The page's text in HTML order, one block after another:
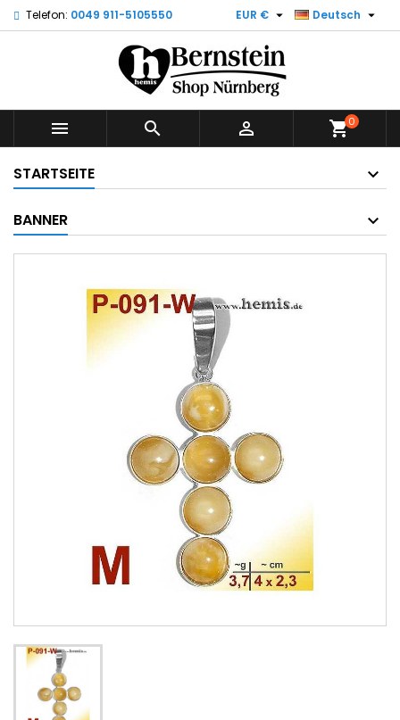
Telefon: 0049 911-5105550 Deutsch 
EUR € 
   shopping_cart0
STARTSEITE
BANNER